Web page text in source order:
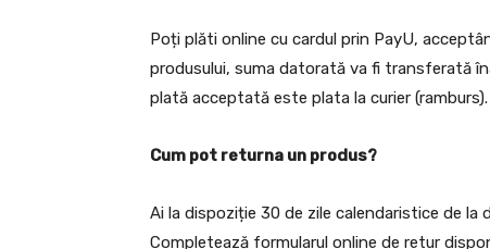
Poți plăti online cu cardul prin PayU,
produsului, suma datorată va fi transferată
plată acceptată este plata la curier (ramburs).
Cum pot returna un produs?
Ai la dispoziție 30 de zile calendaristice de
Completează formularul online de retur